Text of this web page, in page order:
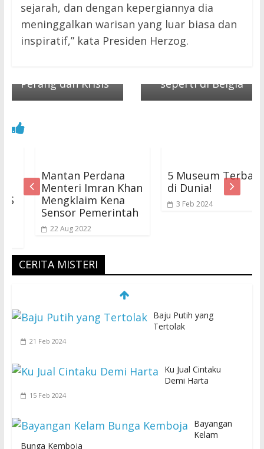
sejarah, dan dengan kepergiannya dia
meninggalkan warisan yang luar biasa dan
inspiratif,” kata Presiden Herzog.
← Previous
Elizabeth II, Ratu
Terlama Inggris
Perang dan Krisis
Formula 1 Italia:
Harapkan Hasil
seperti di Belgia
Mantan Perdana
Menteri Imran Khan
Mengklaim Kena
Sensor Pemerintah
22 Aug 2022
5 Museum Terbaik
di Dunia!
3 Feb 2024
CERITA MISTERI
Baju Putih yang
Tertolak
21 Feb 2024
Ku Jual Cintaku
Demi Harta
15 Feb 2024
Bayangan
Kelam
Bunga Kemboja